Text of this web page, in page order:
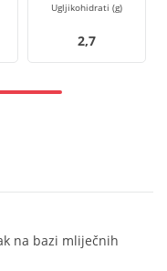
Ugljikohidrati (g)
2,7
na bazi mliječnih